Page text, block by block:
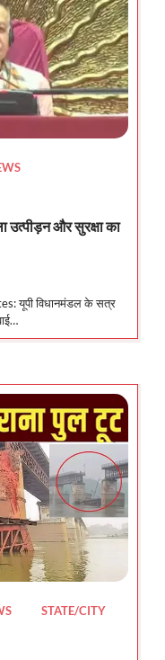
और सुरक्षा का
यूपी विधानमंडल के सत्र
STATE/CITY